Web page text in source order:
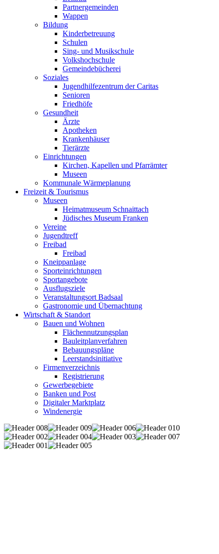
Partnergemeinden
Wappen
Bildung
Kinderbetreuung
Schulen
Sing- und Musikschule
Volkshochschule
Gemeindebücherei
Soziales
Jugendhilfezentrum der Caritas
Senioren
Friedhöfe
Gesundheit
Ärzte
Apotheken
Krankenhäuser
Tierärzte
Einrichtungen
Kirchen, Kapellen und Pfarrämter
Museen
Kommunale Wärmeplanung
Freizeit & Tourismus
Museen
Heimatmuseum Schnaittach
Jüdisches Museum Franken
Vereine
Jugendtreff
Freibad
Freibad
Kneippanlage
Sporteinrichtungen
Sportangebote
Ausflugsziele
Veranstaltungsort Badsaal
Gastronomie und Übernachtung
Wirtschaft & Standort
Bauen und Wohnen
Flächennutzungsplan
Bauleitplanverfahren
Bebauungspläne
Leerstandsinitiative
Firmenverzeichnis
Registrierung
Gewerbegebiete
Banken und Post
Digitaler Marktplatz
Windenergie